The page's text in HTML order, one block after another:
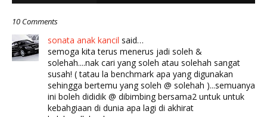
10 Comments
sonata anak kancil said…
semoga kita terus menerus jadi soleh &
solehah....nak cari yang soleh atau solehah sangat
susah! ( tatau la benchmark apa yang digunakan
sehingga bertemu yang soleh @ solehah )...semuanya
ini boleh dididik @ dibimbing bersama2 untuk untuk
kebahgiaan di dunia apa lagi di akhirat